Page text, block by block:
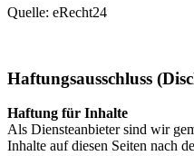
Quelle: eRecht24
Haftungsausschluss
Haftung für Inhalte
Als Diensteanbieter sind wir
Inhalte auf diesen Seiten nach